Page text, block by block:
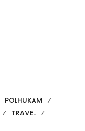
POLHUKAM
TRAVEL